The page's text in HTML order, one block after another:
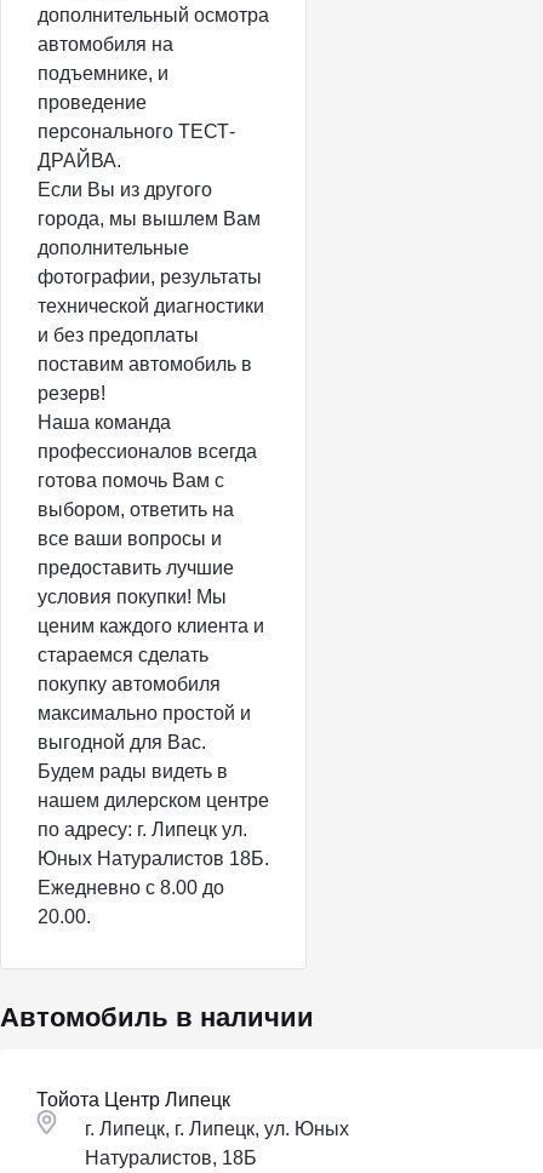
допoлнительный ocмoтpa
автомобиля на
подъемнике, и
проведение
персонального ТЕСТ-
ДРАЙВА.
Если Вы из другого
города, мы вышлем Вам
дополнительные
фотографии, результаты
технической диагностики
и без предоплаты
поставим автомобиль в
резерв!
Наша команда
профессионалов всегда
готова помочь Вам с
выбором, ответить на
все ваши вопросы и
предоставить лучшие
условия покупки! Мы
ценим каждого клиента и
стараемся сделать
покупку автомобиля
максимально простой и
выгодной для Вас.
Будем рады видеть в
нашем дилерском центре
по адресу: г. Липецк ул.
Юных Натуралистов 18Б.
Ежедневно с 8.00 до
20.00.
Автомобиль в наличии
Тойота Центр Липецк
г. Липецк, г. Липецк, ул. Юных
Натуралистов, 18Б